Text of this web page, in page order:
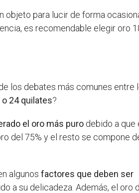
objeto para lucir de forma
es recomendable elegir oro
los debates más comunes entre
o 24 quilates?
el oro más puro debido a que
del 75% y el resto se compone
algunosfactores que deben ser
a su delicadeza. Además, el oro